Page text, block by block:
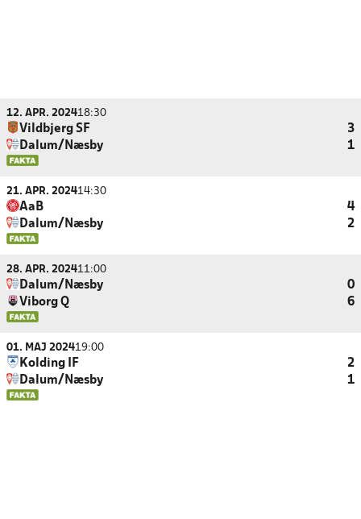
12. APR. 202418:30
Vildbjerg SF
3
Dalum/Næsby
1
21. APR. 202414:30
AaB
4
Dalum/Næsby
2
28. APR. 202411:00
Dalum/Næsby
0
Viborg Q
6
01. MAJ 202419:00
Kolding IF
2
Dalum/Næsby
1